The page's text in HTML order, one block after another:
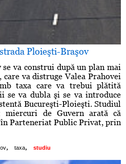
Ploieşti-Braşov
va construi după un plan mai
va distruge Valea Prahovei
taxa care va trebui plătită
se va dubla şi se va introduce
Bucureşti-Ploieşti. Studiul
miercuri de Guvern arată că
Parteneriat Public Privat, prin
, taxa, studiu